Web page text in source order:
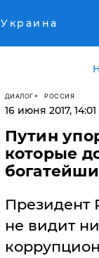
Украина
ДИАЛОГ РОССИЯ
16 июня 2017, 14:01
Путин
которые
Президент
не видит